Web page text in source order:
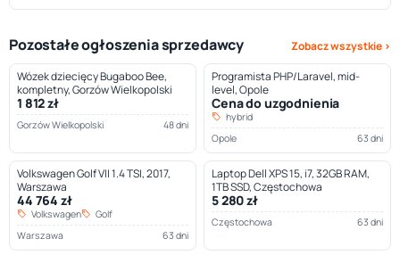
Pozostałe ogłoszenia sprzedawcy
Zobacz wszystkie ›
Wózek dziecięcy Bugaboo Bee,
kompletny, Gorzów Wielkopolski
1 812 zł
Gorzów Wielkopolski 48 dni
Programista PHP/Laravel, mid-
level, Opole
Cena do uzgodnienia
hybrid
Opole
63 dni
Volkswagen Golf VII 1.4 TSI, 2017,
Warszawa
44 764 zł
Volkswagen
Golf
Warszawa
63 dni
Laptop Dell XPS 15, i7, 32GB RAM,
1TB SSD, Częstochowa
5 280 zł
Częstochowa 63 dni